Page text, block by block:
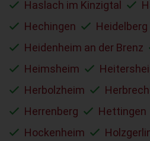
Haslach im Kinzigtal
Hechingen
Heidelberg
Heidenheim an der Brenz
Heimsheim
Herbolzheim
Herrenberg
Hettingen
Hockenheim